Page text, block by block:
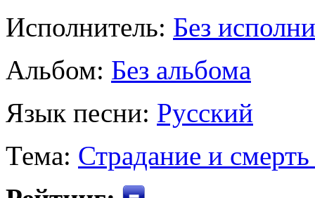
Исполнитель: Без
Альбом: Без альбома
Язык песни: Русский
Тема: Страдание и